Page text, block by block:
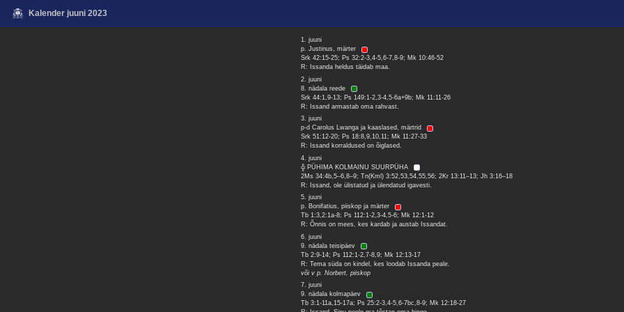
Kalender juuni 2023
1. juuni
p. Justinus, märter
Srk 42:15-25; Ps 32:2-3,4-5,6-7,8-9; Mk 10:46-52
R: Issanda heldus täidab maa.
2. juuni
8. nädala reede
Srk 44:1,9-13; Ps 149:1-2,3-4,5-6a+9b; Mk 11:11-26
R: Issand armastab oma rahvast.
3. juuni
p-d Carolus Lwanga ja kaaslased, märtrid
Srk 51:12-20; Ps 18:8,9,10,11; Mk 11:27-33
R: Issand korraldused on õiglased.
4. juuni
╬ PÜHIMA KOLMAINU SUURPÜHA
2Ms 34:4b,5–6,8–9; Tn(Kml) 3:52,53,54,55,56; 2Kr 13:11–13; Jh 3:16–18
R: Issand, ole ülistatud ja ülendatud igavesti.
5. juuni
p. Bonifatius, piiskop ja märter
Tb 1:3,2:1a-8; Ps 112:1-2,3-4,5-6; Mk 12:1-12
R: Õnnis on mees, kes kardab ja austab Issandat.
6. juuni
9. nädala teisipäev
Tb 2:9-14; Ps 112:1-2,7-8,9; Mk 12:13-17
R: Tema süda on kindel, kes loodab Issanda peale.
või v p. Norbert, piiskop
7. juuni
9. nädala kolmapäev
Tb 3:1-11a,15-17a; Ps 25:2-3,4-5,6-7bc,8-9; Mk 12:18-27